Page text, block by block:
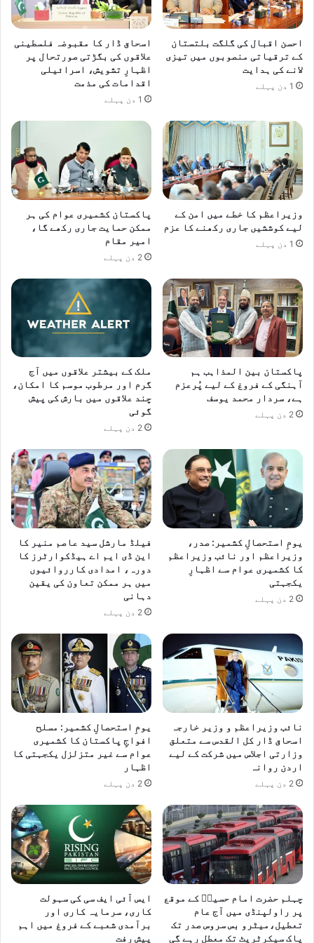
ی
ا
ی
د
4
9
ف
ط
ی
ش
ہ
ی
د
احسن اقبال کی گلگت بلتستان
کے ترقیاتی منصوبوں میں تیزی
لانے کی ہدایت
1 دن پہلے
اسحاق ڈار کا مقبوضہ فلسطینی
علاقوں کی بگڑتی صورتحال پر
اظہارِ تشویش، اسرائیلی
اقدامات کی مذمت
1 دن پہلے
وزیراعظم کا خطے میں امن کے
لیے کوششیں جاری رکھنے کا عزم
1 دن پہلے
پاکستان کشمیری عوام کی ہر
ممکن حمایت جاری رکھے گا،
امیر مقام
2 دن پہلے
پاکستان بین المذاہب ہم
آہنگی کے فروغ کے لیے پُرعزم
ہے، سردار محمد یوسف
2 دن پہلے
ملک کے بیشتر علاقوں میں آج
گرم اور مرطوب موسم کا امکان،
چند علاقوں میں بارش کی پیش
گوئی
2 دن پہلے
یومِ استحصالِ کشمیر: صدر،
وزیراعظم اور نائب وزیراعظم
کا کشمیری عوام سے اظہارِ
یکجہتی
2 دن پہلے
فیلڈ مارشل سید عاصم منیر کا
این ڈی ایم اے ہیڈکوارٹرز کا
دورہ، امدادی کارروائیوں
میں ہر ممکن تعاون کی یقین
دہانی
2 دن پہلے
نائب وزیراعظم و وزیر خارجہ
اسحاق ڈار کل القدس سے متعلق
وزارتی اجلاس میں شرکت کے لیے
اردن روانہ
2 دن پہلے
یومِ استحصالِ کشمیر: مسلح
افواجِ پاکستان کا کشمیری
عوام سے غیر متزلزل یکجہتی کا
اظہار
2 دن پہلے
چہلم حضرت امام حسینؓ کے موقع
پر راولپنڈی میں آج عام
تعطیل،میٹرو بس سروس صدر تک
پاک سیکرٹریٹ تک معطل رہے گی
ایس آئی ایف سی کی سہولت
کاری، سرمایہ کاری اور
برآمدی شعبے کے فروغ میں اہم
پیش رفت